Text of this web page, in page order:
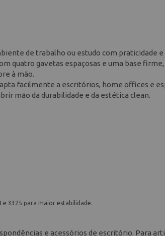
de trabalho ou estudo com praticidade e
quatro gavetas espaçosas e uma base firme,
à mão.
facilmente a escritórios, home offices e
mão da durabilidade e da estética clean.
e 3325 para maior estabilidade.
e acessórios de escritório. Para